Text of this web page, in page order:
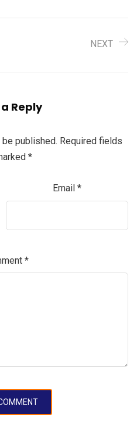
NEXT
Reply
published. Required fields
*
Email *
*